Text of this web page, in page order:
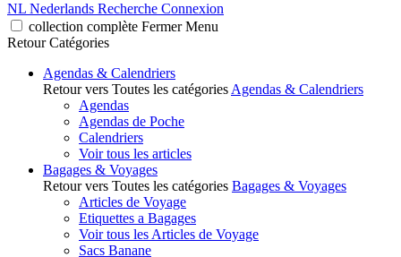
NL Nederlands Recherche Connexion
collection complète Fermer Menu
Retour Catégories
Agendas & Calendriers
Retour vers Toutes les catégories Agendas & Calendriers
Agendas
Agendas de Poche
Calendriers
Voir tous les articles
Bagages & Voyages
Retour vers Toutes les catégories Bagages & Voyages
Articles de Voyage
Etiquettes a Bagages
Voir tous les Articles de Voyage
Sacs Banane